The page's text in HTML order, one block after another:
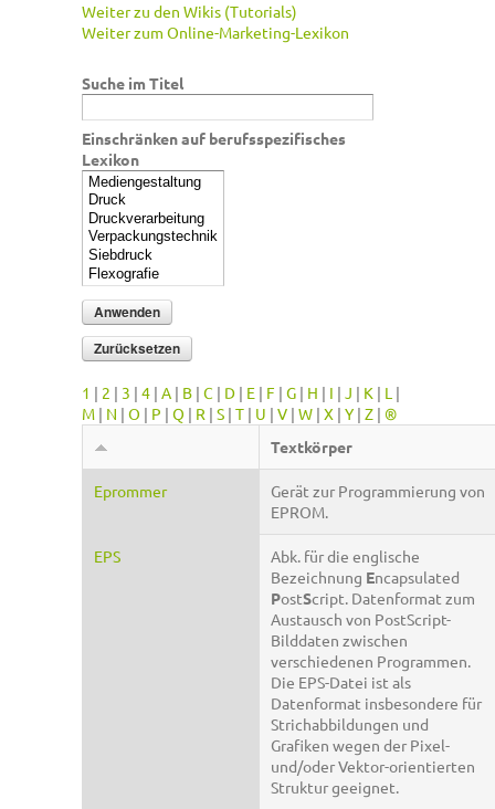
Weiter zu den Wikis (Tutorials)
Weiter zum Online-Marketing-Lexikon
Suche im Titel
Einschränken auf berufsspezifisches
Lexikon
1 | 2 | 3 | 4 | A | B | C | D | E | F | G | H | I | J | K | L |
M | N | O | P | Q | R | S | T | U | V | W | X | Y | Z | ®
Textkörper
Eprommer
Gerät zur Programmierung von
EPROM.
EPS
Abk. für die englische
Bezeichnung Encapsulated
PostScript. Datenformat zum
Austausch von PostScript-
Bilddaten zwischen
verschiedenen Programmen.
Die EPS-Datei ist als
Datenformat insbesondere für
Strichabbildungen und
Grafiken wegen der Pixel-
und/oder Vektor-orientierten
Struktur geeignet.